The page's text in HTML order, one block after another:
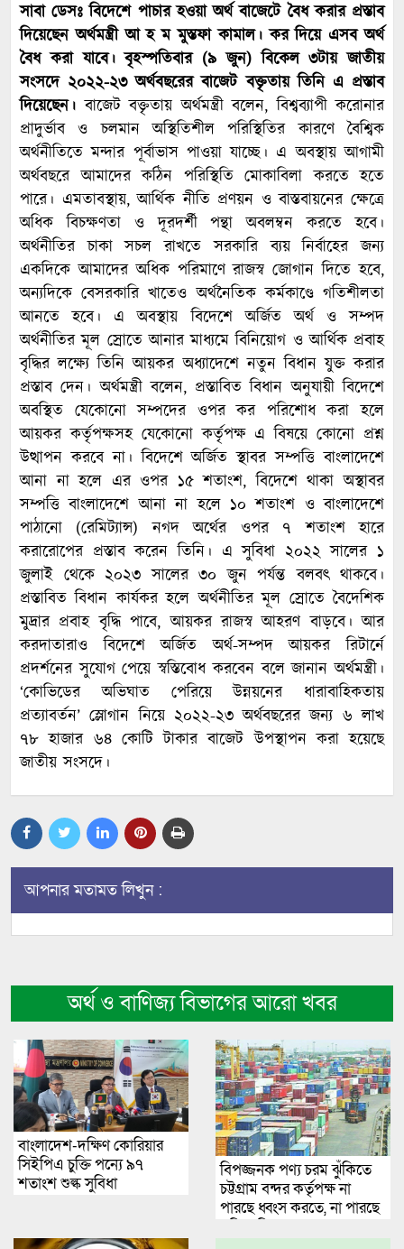
সাবা ডেসঃ বিদেশে পাচার হওয়া অর্থ বাজেটে বৈধ করার প্রস্তাব
দিয়েছেন অর্থমন্ত্রী আ হ ম মুস্তফা কামাল। কর দিয়ে এসব অর্থ
বৈধ করা যাবে। বৃহস্পতিবার (৯ জুন) বিকেল ৩টায় জাতীয়
সংসদে ২০২২-২৩ অর্থবছরের বাজেট বক্তৃতায় তিনি এ প্রস্তাব
দিয়েছেন। বাজেট বক্তৃতায় অর্থমন্ত্রী বলেন, বিশ্বব্যাপী করোনার
প্রাদুর্ভাব ও চলমান অস্থিতিশীল পরিস্থিতির কারণে বৈশ্বিক
অর্থনীতিতে মন্দার পূর্বাভাস পাওয়া যাচ্ছে। এ অবস্থায় আগামী
অর্থবছরে আমাদের কঠিন পরিস্থিতি মোকাবিলা করতে হতে
পারে। এমতাবস্থায়, আর্থিক নীতি প্রণয়ন ও বাস্তবায়নের ক্ষেত্রে
অধিক বিচক্ষণতা ও দূরদর্শী পন্থা অবলম্বন করতে হবে।
অর্থনীতির চাকা সচল রাখতে সরকারি ব্যয় নির্বাহের জন্য
একদিকে আমাদের অধিক পরিমাণে রাজস্ব জোগান দিতে হবে,
অন্যদিকে বেসরকারি খাতেও অর্থনৈতিক কর্মকাণ্ডে গতিশীলতা
আনতে হবে। এ অবস্থায় বিদেশে অর্জিত অর্থ ও সম্পদ
অর্থনীতির মূল স্রোতে আনার মাধ্যমে বিনিয়োগ ও আর্থিক প্রবাহ
বৃদ্ধির লক্ষ্যে তিনি আয়কর অধ্যাদেশে নতুন বিধান যুক্ত করার
প্রস্তাব দেন। অর্থমন্ত্রী বলেন, প্রস্তাবিত বিধান অনুযায়ী বিদেশে
অবস্থিত যেকোনো সম্পদের ওপর কর পরিশোধ করা হলে
আয়কর কর্তৃপক্ষসহ যেকোনো কর্তৃপক্ষ এ বিষয়ে কোনো প্রশ্ন
উত্থাপন করবে না। বিদেশে অর্জিত স্থাবর সম্পত্তি বাংলাদেশে
আনা না হলে এর ওপর ১৫ শতাংশ, বিদেশে থাকা অস্থাবর
সম্পত্তি বাংলাদেশে আনা না হলে ১০ শতাংশ ও বাংলাদেশে
পাঠানো (রেমিট্যান্স) নগদ অর্থের ওপর ৭ শতাংশ হারে
করারোপের প্রস্তাব করেন তিনি। এ সুবিধা ২০২২ সালের ১
জুলাই থেকে ২০২৩ সালের ৩০ জুন পর্যন্ত বলবৎ থাকবে।
প্রস্তাবিত বিধান কার্যকর হলে অর্থনীতির মূল স্রোতে বৈদেশিক
মুদ্রার প্রবাহ বৃদ্ধি পাবে, আয়কর রাজস্ব আহরণ বাড়বে। আর
করদাতারাও বিদেশে অর্জিত অর্থ-সম্পদ আয়কর রিটার্নে
প্রদর্শনের সুযোগ পেয়ে স্বস্তিবোধ করবেন বলে জানান অর্থমন্ত্রী।
‘কোভিডের অভিঘাত পেরিয়ে উন্নয়নের ধারাবাহিকতায়
প্রত্যাবর্তন’ স্লোগান নিয়ে ২০২২-২৩ অর্থবছরের জন্য ৬ লাখ
৭৮ হাজার ৬৪ কোটি টাকার বাজেট উপস্থাপন করা হয়েছে
জাতীয় সংসদে।
আপনার মতামত লিখুন :
অর্থ ও বাণিজ্য বিভাগের আরো খবর
বাংলাদেশ-দক্ষিণ কোরিয়ার
সিইপিএ চুক্তি পন্যে ৯৭
শতাংশ শুল্ক সুবিধা
বিপজ্জনক পণ্য চরম ঝুঁকিতে
চট্টগ্রাম বন্দর কর্তৃপক্ষ না
পারছে ধ্বংস করতে, না পারছে